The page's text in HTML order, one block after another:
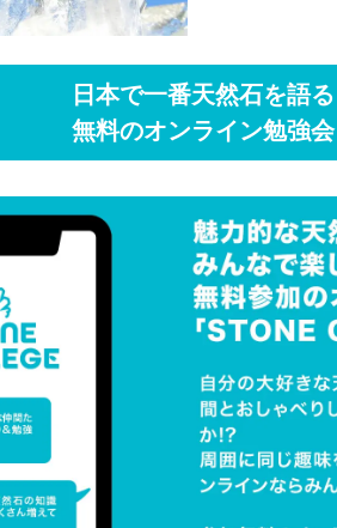
日本で一番天然石を語る
無料のオンライン勉強会